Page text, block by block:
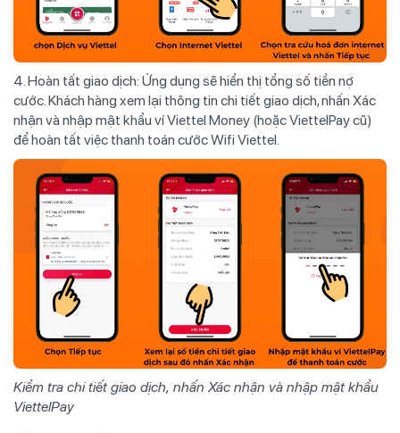
4. Hoàn tất giao dịch: Ứng dụng sẽ hiển thị tổng số tiền nợ
cước. Khách hàng xem lại thông tin chi tiết giao dịch, nhấn Xác
nhận và nhập mật khẩu ví Viettel Money (hoặc ViettelPay cũ)
để hoàn tất việc thanh toán cước Wifi Viettel.
Kiểm tra chi tiết giao dịch, nhấn Xác nhận và nhập mật khẩu
ViettelPay